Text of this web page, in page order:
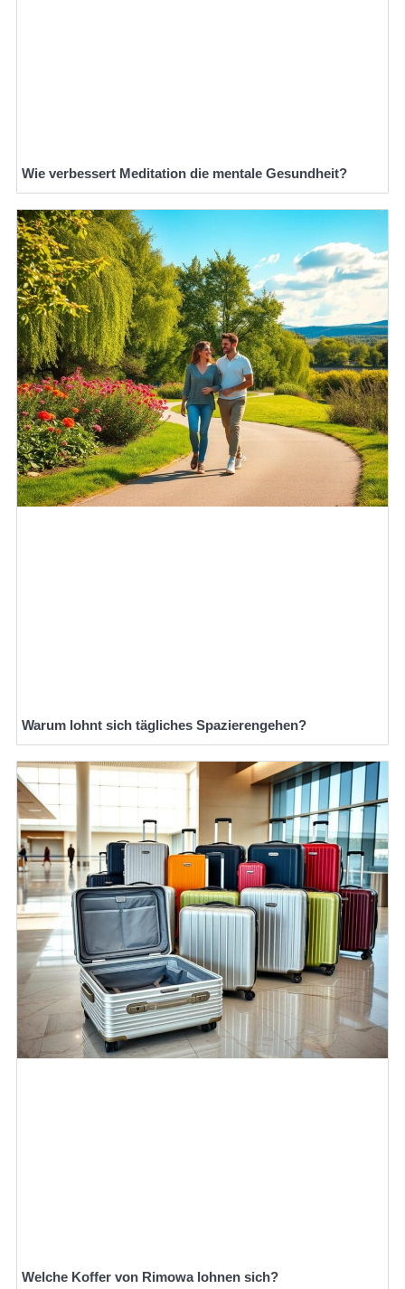
Wie verbessert Meditation die mentale Gesundheit?
Warum lohnt sich tägliches Spazierengehen?
Welche Koffer von Rimowa lohnen sich?